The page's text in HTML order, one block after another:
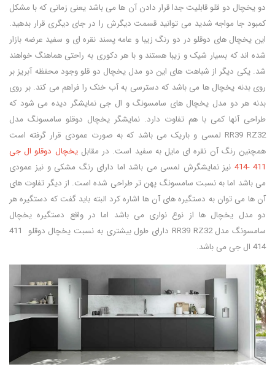
دو یخچال دو قلو قابلیت جدا قرار دادن آن ها می باشد یعنی زمانی که با مشکل
کمبود جا مواجه شدید می توانید قسمت دیگرش را در جای دیگری قرار بدهید.
این یخچال های دوقلو در دو رنگ زیبا و عامه پسند نقره ای و سفید عرضه بازار
شده اند که بسیار شیک و زیبا هستند و با هر دکوری به راحتی هماهنگ خواهند
شد. یکی دیگر از شباهت های این دو مدل یخچال دو قلو وجود محفظه آبریز بر
روی بدنه یخچال ها می باشد که دسترسی به آب خنک را فراهم می کند. بر روی
بدنه هر دو مدل یخچال های سامسونگ و ال جی نمایشگر دیده می شود که
طراحی آنها کمی با هم تفاوت دارد. نمایشگر یخچال دوقلو سامسونگ مدل
RR39 RZ32 لمسی و باریک می باشد که به صورت عمودی قرار گرفته است
همچنین رنگ آن نقره ای مایل به سفید است. در مقابلیخچال دوقلو ال جی
411 -414
نیز نمایشگرش لمسی می باشد اما دارای رنگ مشکی و نیز عمودی
می باشد اما به نسبت سامسونگ پهن تر طراحی شده است. از دیگر تفاوت های
آن ها می توان به دستگیره های آن ها اشاره کرد البته باید گفت که دستگیره هر
دو مدل یخچال ها از نوع نواری می باشد اما در واقع دستگیره یخچال
سامسونگ مدل RR39 RZ32 دارای طول بیشتری به نسبت یخچال دوقلو 411
414 ال جی می باشد.